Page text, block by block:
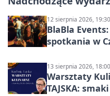
12 sierpnia 2026, 19:30
BlaBla
spotkania w
13 sierpnia 2026, 18:00
Warsztaty
TAJSKA: